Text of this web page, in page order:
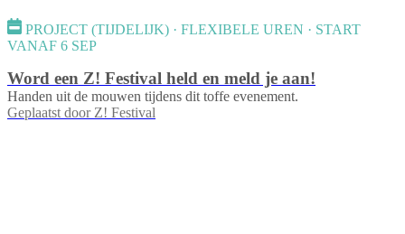
PROJECT (TIJDELIJK) · FLEXIBELE UREN · START
VANAF 6 SEP
Word een Z! Festival held en meld je aan!
Handen uit de mouwen tijdens dit toffe evenement.
Geplaatst door Z! Festival